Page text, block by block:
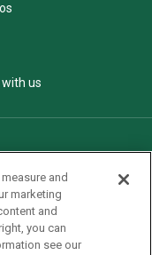
us
and
marketing
and
you can
see our